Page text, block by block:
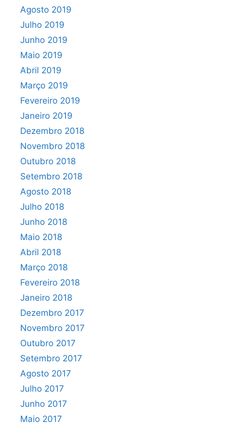
Agosto 2019
Julho 2019
Junho 2019
Maio 2019
Abril 2019
Março 2019
Fevereiro 2019
Janeiro 2019
Dezembro 2018
Novembro 2018
Outubro 2018
Setembro 2018
Agosto 2018
Julho 2018
Junho 2018
Maio 2018
Abril 2018
Março 2018
Fevereiro 2018
Janeiro 2018
Dezembro 2017
Novembro 2017
Outubro 2017
Setembro 2017
Agosto 2017
Julho 2017
Junho 2017
Maio 2017